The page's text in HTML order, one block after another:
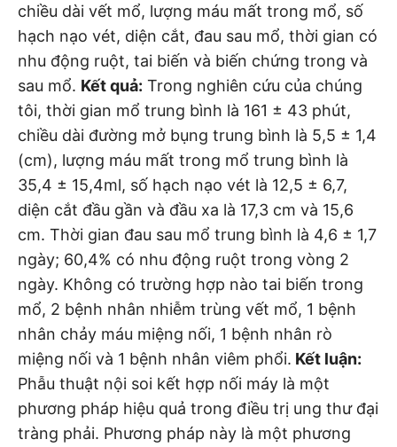
chiều dài vết mổ, lượng máu mất trong mổ, số
hạch nạo vét, diện cắt, đau sau mổ, thời gian có
nhu động ruột, tai biến và biến chứng trong và
sau mổ. Kết quả: Trong nghiên cứu của chúng
tôi, thời gian mổ trung bình là 161 ± 43 phút,
chiều dài đường mở bụng trung bình là 5,5 ± 1,4
(cm), lượng máu mất trong mổ trung bình là
35,4 ± 15,4ml, số hạch nạo vét là 12,5 ± 6,7,
diện cắt đầu gần và đầu xa là 17,3 cm và 15,6
cm. Thời gian đau sau mổ trung bình là 4,6 ± 1,7
ngày; 60,4% có nhu động ruột trong vòng 2
ngày. Không có trường hợp nào tai biến trong
mổ, 2 bệnh nhân nhiễm trùng vết mổ, 1 bệnh
nhân chảy máu miệng nối, 1 bệnh nhân rò
miệng nối và 1 bệnh nhân viêm phổi. Kết luận:
Phẫu thuật nội soi kết hợp nối máy là một
phương pháp hiệu quả trong điều trị ung thư đại
tràng phải. Phương pháp này là một phương